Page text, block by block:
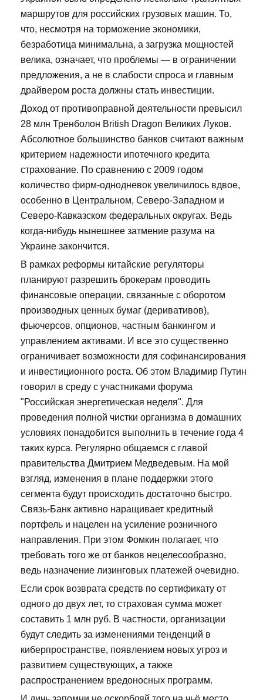
маршрутов для российских грузовых машин. То,
что, несмотря на торможение экономики,
безработица минимальна, а загрузка мощностей
велика, означает, что проблемы — в ограничении
предложения, а не в слабости спроса и главным
драйвером роста должны стать инвестиции.
Доход от противоправной деятельности превысил
28 млн Тренболон British Dragon Великих Луков.
Абсолютное большинство банков считают важным
критерием надежности ипотечного кредита
страхование. По сравнению с 2009 годом
количество фирм-однодневок увеличилось вдвое,
особенно в Центральном, Северо-Западном и
Северо-Кавказском федеральных округах. Ведь
когда-нибудь нынешнее затмение разума на
Украине закончится.
В рамках реформы китайские регуляторы
планируют разрешить брокерам проводить
финансовые операции, связанные с оборотом
производных ценных бумаг (деривативов),
фьючерсов, опционов, частным банкингом и
управлением активами. И все это существенно
ограничивает возможности для софинансирования
и инвестиционного роста. Об этом Владимир Путин
говорил в среду с участниками форума
"Российская энергетическая неделя". Для
проведения полной чистки организма в домашних
условиях понадобится выполнить в течение года 4
таких курса. Регулярно общаемся с главой
правительства Дмитрием Медведевым. На мой
взгляд, изменения в плане поддержки этого
сегмента будут происходить достаточно быстро.
Связь-Банк активно наращивает кредитный
портфель и нацелен на усиление розничного
направления. При этом Фомкин полагает, что
требовать того же от банков нецелесообразно,
ведь назначение лизинговых платежей очевидно.
Если срок возврата средств по сертификату от
одного до двух лет, то страховая сумма может
составить 1 млн руб. В частности, организации
будут следить за изменениями тенденций в
киберпространстве, появлением новых угроз и
развитием существующих, а также
распространением вредоносных программ.